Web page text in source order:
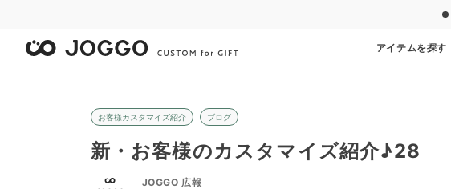
アイテムを探す
お客様カスタマイズ紹介 ブログ
新・お客様のカスタマイズ紹介♪28
JOGGO 広報